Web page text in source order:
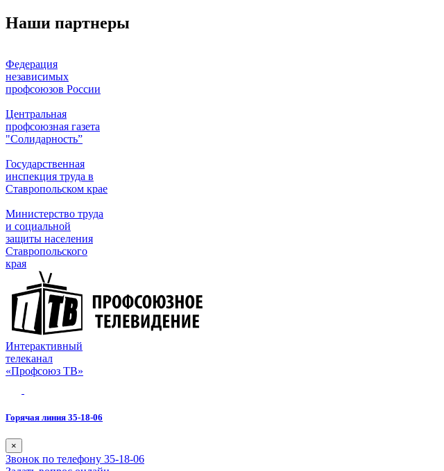
Наши партнеры
Федерация
независимых
профсоюзов России
Центральная
профсоюзная газета
"Солидарность”
Государственная
инспекция труда в
Ставропольском крае
Министерство труда
и социальной
защиты населения
Ставропольского
края
Интерактивный
телеканал
«Профсоюз ТВ»
Горячая линия 35-18-06
×
Звонок по телефону 35-18-06